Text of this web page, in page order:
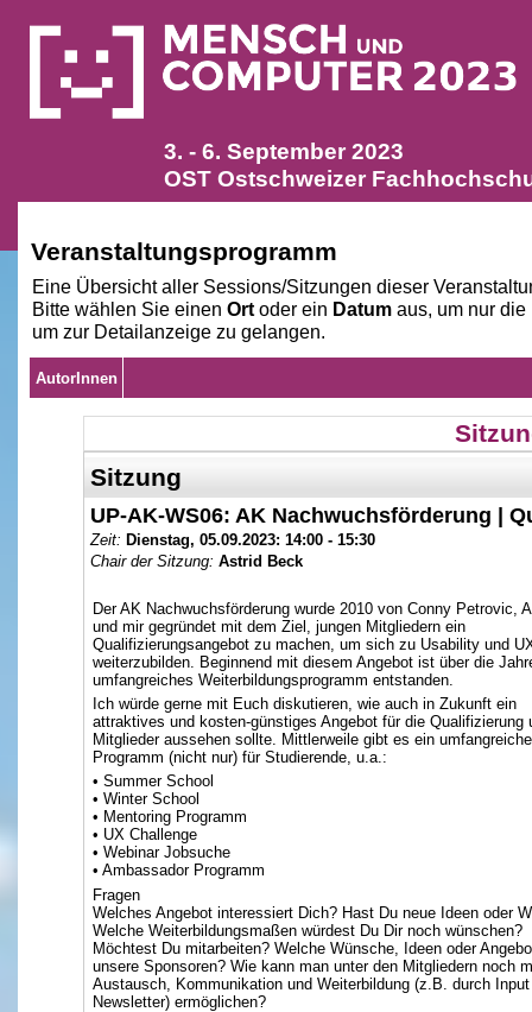
3. - 6. September 2023
OST Ostschweizer
Veranstaltungsprogramm
Eine Übersicht aller Sessions/Sitzungen dieser
Bitte wählen Sie einen Ortoder ein Datumaus, um nur die
um zur Detailanzeige zu gelangen.
AutorInnen
Sitzung
UP-AK-WS06: AK Nachwuchsförderung |
Zeit: Dienstag, 05.09.2023: 14:00 - 15:30
Chair der Sitzung: Astrid Beck
Der AK Nachwuchsförderung wurde 2010 von Conny Petrovic,
und mir gegründet mit dem Ziel, jungen Mitgliedern ein
Qualifizierungsangebot zu machen, um sich zu Usability und
weiterzubilden. Beginnend mit diesem Angebot ist über die
umfangreiches Weiterbildungsprogramm entstanden.
Ich würde gerne mit Euch diskutieren, wie auch in Zukunft ein
attraktives und kosten-günstiges Angebot für die Qualifizierung
Mitglieder aussehen sollte. Mittlerweile gibt es ein
Programm (nicht nur) für Studierende, u.a.:
• Summer School
• Winter School
• Mentoring Programm
• UX Challenge
• Webinar Jobsuche
• Ambassador Programm
Fragen
Welches Angebot interessiert Dich? Hast Du neue Ideen oder
Welche Weiterbildungsmaßen würdest Du Dir noch wünschen?
Möchtest Du mitarbeiten? Welche Wünsche, Ideen oder
unsere Sponsoren? Wie kann man unter den Mitgliedern noch
Austausch, Kommunikation und Weiterbildung (z.B. durch
Newsletter) ermöglichen?